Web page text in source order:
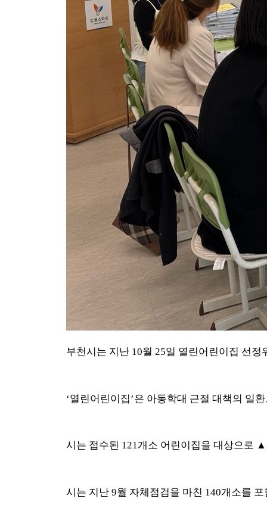
부천시는 지난 10월 25일 열린어린이집 선정
‘열린어린이집’은 아동학대 근절 대책의 일
시는 접수된 121개소 어린이집을 대상으로 ▲
시는 지난 9월 자체점검을 마친 140개소를